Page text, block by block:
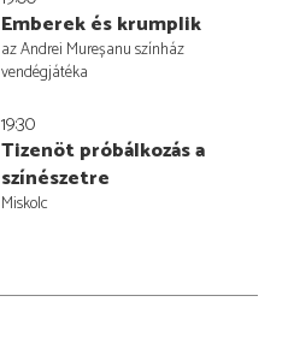
Emberek és krumplik
az Andrei Mureșanu színház
vendégjátéka
19:30
Tizenöt próbálkozás a
színészetre
Miskolc